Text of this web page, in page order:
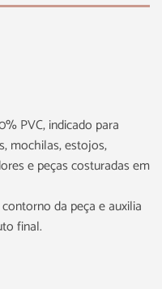
PVC, indicado para
mochilas, estojos,
e peças costuradas em
da peça e auxilia
final.